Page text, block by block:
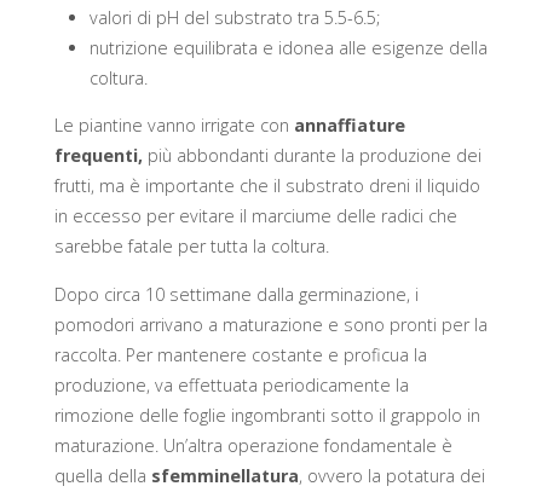
valori di pH del substrato tra 5.5-6.5;
nutrizione equilibrata e idonea alle esigenze della
coltura.
Le piantine vanno irrigate con annaffiature
frequenti, più abbondanti durante la produzione dei
frutti, ma è importante che il substrato dreni il liquido
in eccesso per evitare il marciume delle radici che
sarebbe fatale per tutta la coltura.
Dopo circa 10 settimane dalla germinazione, i
pomodori arrivano a maturazione e sono pronti per la
raccolta. Per mantenere costante e proficua la
produzione, va effettuata periodicamente la
rimozione delle foglie ingombranti sotto il grappolo in
maturazione. Un’altra operazione fondamentale è
quella della sfemminellatura, ovvero la potatura dei